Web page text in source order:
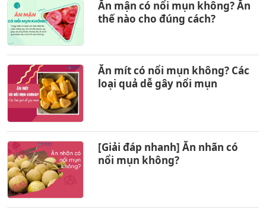
Ăn mận có nổi mụn không? Ăn
thế nào cho đúng cách?
Ăn mít có nổi mụn không? Các
loại quả dễ gây nổi mụn
[Giải đáp nhanh] Ăn nhãn có
nổi mụn không?